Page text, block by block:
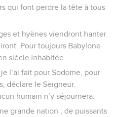
qui font perdre la tête à tous
et hyènes viendront hanter
Pour toujours Babylone
siècle inhabitée.
l’ai fait pour Sodome, pour
déclare le Seigneur.
humain n’y séjournera.
grande nation ; de puissants